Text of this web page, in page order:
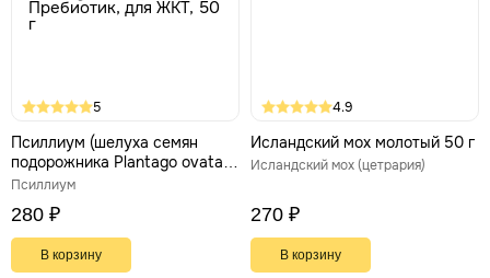
5
Псиллиум (шелуха семян
подорожника Plantago ovata).
Пребиотик, для ЖКТ, 50 г
Псиллиум
280 ₽
В корзину
4.9
Исландский мох молотый 50 г
Исландский мох (цетрария)
270 ₽
В корзину